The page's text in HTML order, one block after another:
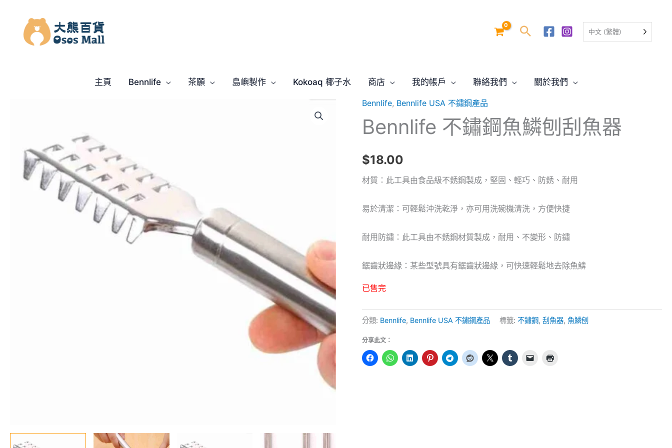
中文 (繁體)
主頁 Bennlife 茶願 島嶼製作 Kokoaq 椰子水 商店 我的帳戶 聯絡我們 關於我們
Bennlife, Bennlife USA 不鏽鋼產品
Bennlife 不鏽鋼魚鱗刨刮魚器
$18.00
材質：此工具由食品級不銹鋼製成，堅固、輕巧、防銹、耐用
易於清潔：可輕鬆沖洗乾淨，亦可用洗碗機清洗，方便快捷
耐用防鏽：此工具由不銹鋼材質製成，耐用、不變形、防鏽
鋸齒狀邊緣：某些型號具有鋸齒狀邊緣，可快速輕鬆地去除魚鱗
已售完
分類: Bennlife, Bennlife USA 不鏽鋼產品 標籤:不鏽鋼,刮魚器,魚鱗刨
分享此文：